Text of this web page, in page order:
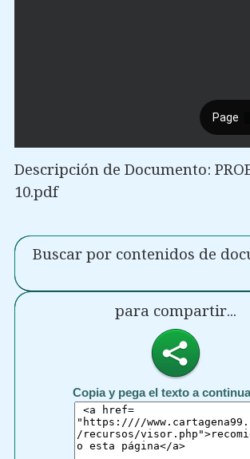
Descripción de Documento:
10.pdf
Buscar por contenidos de
para compartir...
Copia y pega el texto a